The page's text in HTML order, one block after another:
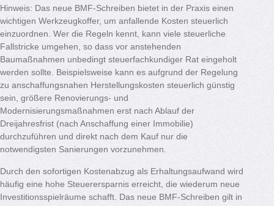
Hinweis: Das neue BMF-Schreiben bietet in der Praxis einen
wichtigen Werkzeugkoffer, um anfallende Kosten steuerlich
einzuordnen. Wer die Regeln kennt, kann viele steuerliche
Fallstricke umgehen, so dass vor anstehenden
Baumaßnahmen unbedingt steuerfachkundiger Rat eingeholt
werden sollte. Beispielsweise kann es aufgrund der Regelung
zu anschaffungsnahen Herstellungskosten steuerlich günstig
sein, größere Renovierungs- und
Modernisierungsmaßnahmen erst nach Ablauf der
Dreijahresfrist (nach Anschaffung einer Immobilie)
durchzuführen und direkt nach dem Kauf nur die
notwendigsten Sanierungen vorzunehmen.
Durch den sofortigen Kostenabzug als Erhaltungsaufwand wird
häufig eine hohe Steuerersparnis erreicht, die wiederum neue
Investitionsspielräume schafft. Das neue BMF-Schreiben gilt in